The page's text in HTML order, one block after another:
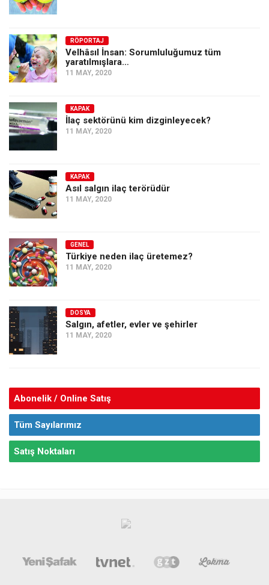
RÖPORTAJ
Velhâsıl İnsan: Sorumluluğumuz tüm
yaratılmışlara…
11 MAY, 2020
KAPAK
İlaç sektörünü kim dizginleyecek?
11 MAY, 2020
KAPAK
Asıl salgın ilaç terörüdür
11 MAY, 2020
GENEL
Türkiye neden ilaç üretemez?
11 MAY, 2020
DOSYA
Salgın, afetler, evler ve şehirler
11 MAY, 2020
Abonelik / Online Satış
Tüm Sayılarımız
Satış Noktaları